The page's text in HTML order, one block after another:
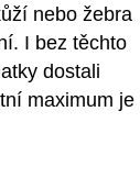
nebo žebra
I bez těchto
dostali
maximum je